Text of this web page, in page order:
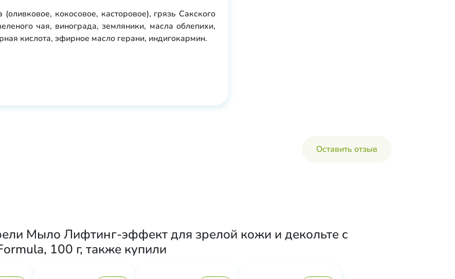
кокосовое, касторовое), грязь Сакского
чая, винограда, земляники, масла облепихи,
кислота, эфирное масло герани, индигокармин.
Оставить отзыв
Мыло Лифтинг-эффект для зрелой кожи и декольте с
100 г, также купили